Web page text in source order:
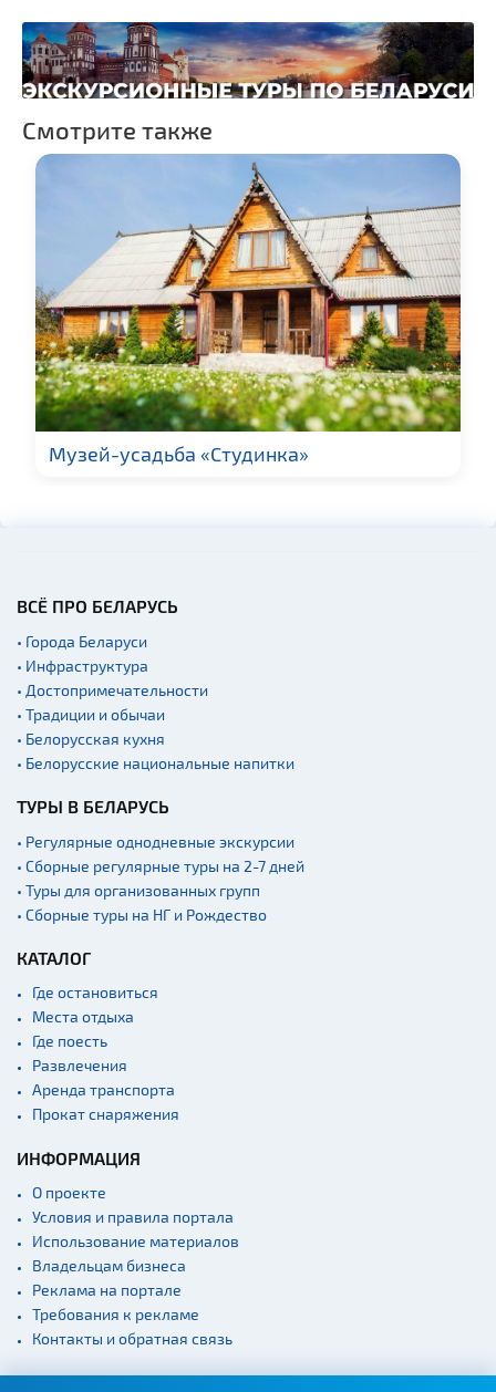
Смотрите также
Музей-усадьба «Студинка»
ВСЁ ПРО БЕЛАРУСЬ
• Города Беларуси
• Инфраструктура
• Достопримечательности
• Традиции и обычаи
• Белорусская кухня
• Белорусские национальные напитки
ТУРЫ В БЕЛАРУСЬ
• Регулярные однодневные экскурсии
• Сборные регулярные туры на 2-7 дней
• Туры для организованных групп
• Сборные туры на НГ и Рождество
КАТАЛОГ
Где остановиться
Места отдыха
Где поесть
Развлечения
Аренда транспорта
Прокат снаряжения
ИНФОРМАЦИЯ
О проекте
Условия и правила портала
Использование материалов
Владельцам бизнеса
Реклама на портале
Требования к рекламе
Контакты и обратная связь